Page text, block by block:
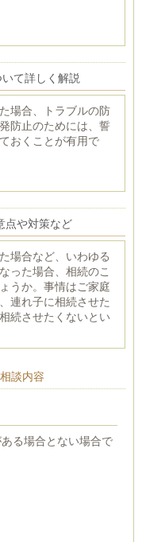
て詳しく解説
場合、トラブルの防
防止のためには、誓
おくことが有用で
点や対策など
場合など、いわゆる
った場合、相続のこ
うか。事情はご家庭
連れ子に相続させた
続させたくないとい
談内容
る場合とない場合で